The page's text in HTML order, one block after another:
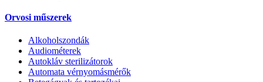
Orvosi műszerek
Alkoholszondák
Audiométerek
Autokláv sterilizátorok
Automata vérnyomásmérők